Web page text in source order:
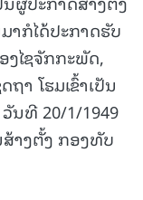
າກໍໄດ້ປະກາດຮັບ
ງໄຊຈັກກະພັດ,
າ ໂຮມເຂົ້າເປັນ
ນທີ 20/1/1949
າງຕັ້ງ ກອງທັບ